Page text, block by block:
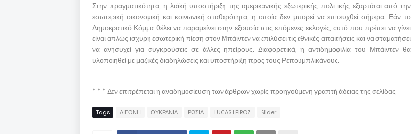
Στην πραγματικότητα, η λαϊκή υποστήριξη της αμερικανικής εξωτερικής πολιτικής εξαρτάται από την
εσωτερική οικονομική και κοινωνική σταθερότητα, η οποία δεν μπορεί να επιτευχθεί σήμερα. Εάν το
Δημοκρατικό Κόμμα θέλει να παραμείνει στην εξουσία στις επόμενες εκλογές, αυτό που πρέπει να γίνει
είναι απλώς ισχυρή εσωτερική πίεση στον Μπάιντεν να επιλύσει τις εθνικές απαιτήσεις και να σταματήσει
να ανησυχεί για συγκρούσεις σε άλλες ηπείρους. Διαφορετικά, η αντιδημοφιλία του Μπάιντεν θα
υλοποιηθεί με μαζικές διαδηλώσεις και υποστήριξη προς τους Ρεπουμπλικάνους.
* * * Δεν επιτρέπεται η αναδημοσίευση των άρθρων χωρίς προηγούμενη γραπτή άδειας της σελίδας
Tags ΔΙΕΘΝΗ ΟΥΚΡΑΝΙΑ ΡΩΣΙΑ LUCAS LEIROZ Slider